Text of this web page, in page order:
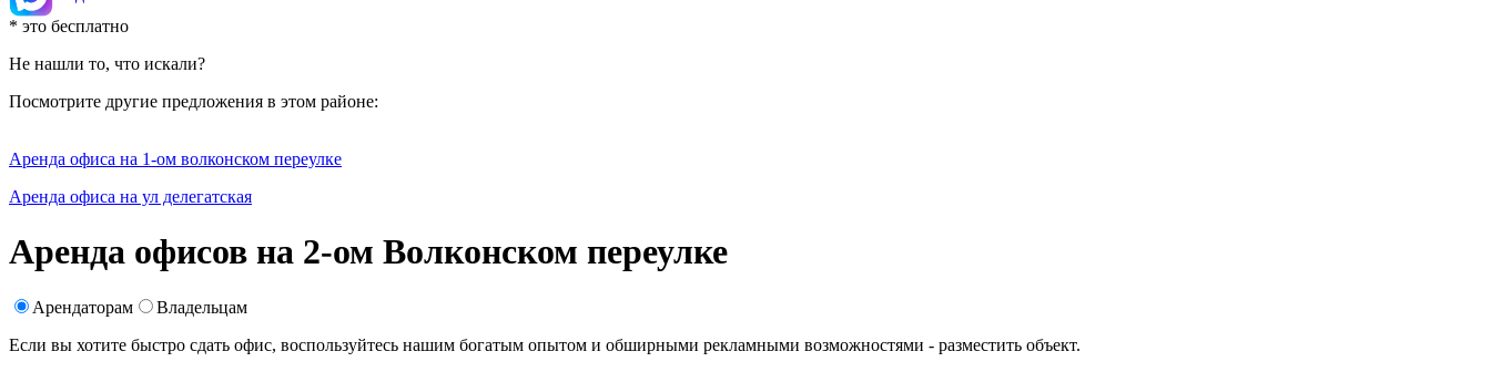
* это бесплатно
Не нашли то, что искали?
Посмотрите другие предложения в этом районе:
Аренда офиса на 1-ом волконском переулке
Аренда офиса на ул делегатская
Аренда офисов на 2-ом Волконском переулке
Арендаторам
Владельцам
Если вы хотите быстро сдать офис, воспользуйтесь нашим богатым опытом и обширными рекламными возможностями - разместить объект.